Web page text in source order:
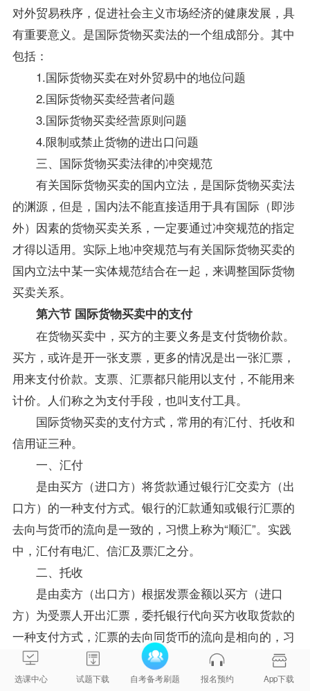
对外贸易秩序，促进社会主义市场经济的健康发展，具
有重要意义。是国际货物买卖法的一个组成部分。其中
包括：
1.国际货物买卖在对外贸易中的地位问题
2.国际货物买卖经营者问题
3.国际货物买卖经营原则问题
4.限制或禁止货物的进出口问题
三、国际货物买卖法律的冲突规范
有关国际货物买卖的国内立法，是国际货物买卖法
的渊源，但是，国内法不能直接适用于具有国际（即涉
外）因素的货物买卖关系，一定要通过冲突规范的指定
才得以适用。实际上地冲突规范与有关国际货物买卖的
国内立法中某一实体规范结合在一起，来调整国际货物
买卖关系。
第六节 国际货物买卖中的支付
在货物买卖中，买方的主要义务是支付货物价款。
买方，或许是开一张支票，更多的情况是出一张汇票，
用来支付价款。支票、汇票都只能用以支付，不能用来
计价。人们称之为支付手段，也叫支付工具。
国际货物买卖的支付方式，常用的有汇付、托收和
信用证三种。
一、汇付
是由买方（进口方）将货款通过银行汇交卖方（出
口方）的一种支付方式。银行的汇款通知或银行汇票的
去向与货币的流向是一致的，习惯上称为“顺汇”。实践
中，汇付有电汇、信汇及票汇之分。
二、托收
是由卖方（出口方）根据发票金额以买方（进口
方）为受票人开出汇票，委托银行代向买方收取货款的
一种支付方式，汇票的去向同货币的流向是相向的，习
惯上称为“逆汇”。通常是跟单托收。分为两种：一是付
款交单；二是承兑交单。
选课中心 试题下载 自考备考刷题 报名预约 App下载